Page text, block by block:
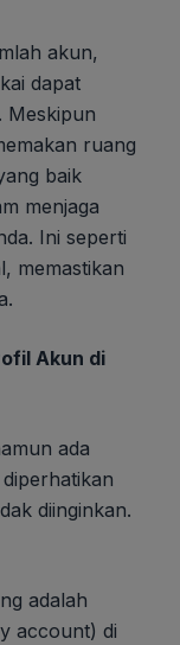
akun,
dapat
Meskipun
ruang
baik
menjaga
Ini seperti
memastikan
Akun di
ada
diinginkan.
adalah
account) di